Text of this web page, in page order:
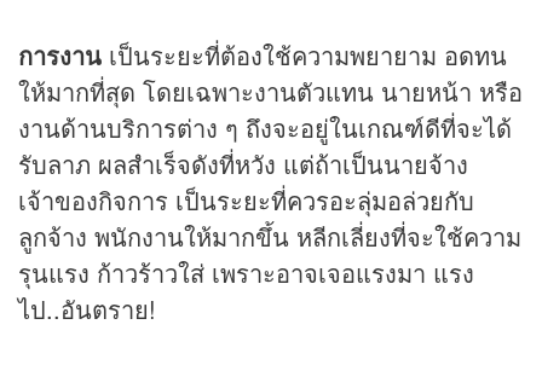
การงาน เป็นระยะที่ต้องใช้ความพยายาม อดทน
ให้มากที่สุด โดยเฉพาะงานตัวแทน นายหน้า หรือ
งานด้านบริการต่าง ๆ ถึงจะอยู่ในเกณฑ์ดีที่จะได้
รับลาภ ผลสำเร็จดังที่หวัง แต่ถ้าเป็นนายจ้าง
เจ้าของกิจการ เป็นระยะที่ควรอะลุ่มอล่วยกับ
ลูกจ้าง พนักงานให้มากขึ้น หลีกเลี่ยงที่จะใช้ความ
รุนแรง ก้าวร้าวใส่ เพราะอาจเจอแรงมา แรง
ไป..อันตราย!